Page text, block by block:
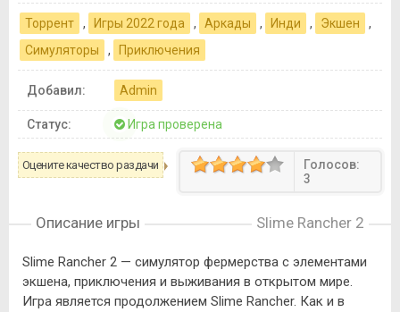
Торрент , Игры 2022 года , Аркады , Инди , Экшен
,
Симуляторы
, Приключения
Добавил: Admin
Статус: Игра проверена
Оцените качество раздачи
Голосов:
3
Описание игры Slime Rancher 2
Slime Rancher 2 — симулятор фермерства с элементами
экшена, приключения и выживания в открытом мире.
Игра является продолжением Slime Rancher. Как и в